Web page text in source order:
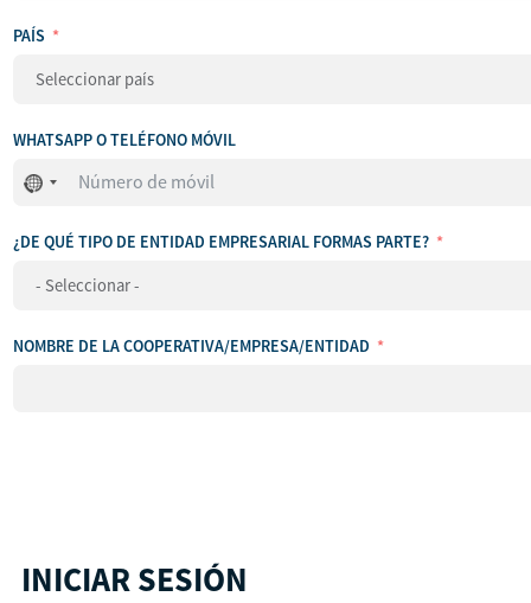
PAÍS
WHATSAPP O TELÉFONO MÓVIL
No
ha
seleccionado
ningún
¿DE QUÉ TIPO DE ENTIDAD EMPRESARIAL FORMAS PARTE?
NOMBRE DE LA COOPERATIVA/EMPRESA/ENTIDAD
INICIAR SESIÓN